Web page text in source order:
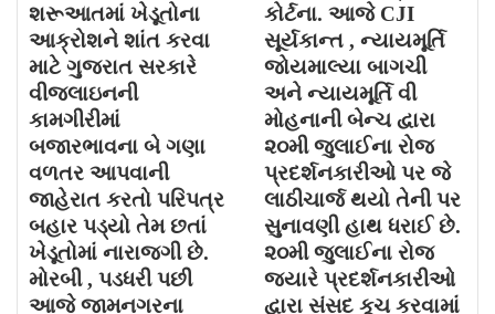
શરૂઆતમાં ખેડૂતોના
આક્રોશને શાંત કરવા
માટે ગુજરાત સરકારે
વીજલાઇનની
કામગીરીમાં
બજારભાવના બે ગણા
વળતર આપવાની
જાહેરાત કરતો પરિપત્ર
બહાર પડ્યો તેમ છતાં
ખેડૂતોમાં નારાજગી છે.
મોરબી , પડધરી પછી
આજે જામનગરના
કોર્ટના. આજે CJI
સૂર્યકાન્ત , ન્યાયમૂર્તિ
જોયમાલ્યા બાગચી
અને ન્યાયમૂર્તિ વી
મોહનાની બેન્ચ દ્વારા
૨૦મી જુલાઈના રોજ
પ્રદર્શનકારીઓ પર જે
લાઠીચાર્જ થયો તેની પર
સુનાવણી હાથ ધરાઈ છે.
૨૦મી જુલાઈના રોજ
જયારે પ્રદર્શનકારીઓ
દ્વારા સંસદ કૂચ કરવામાં